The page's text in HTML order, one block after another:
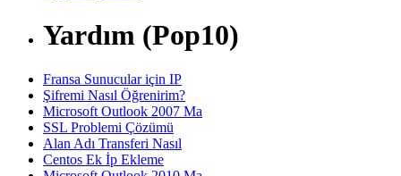
Yardım (Pop10)
Fransa Sunucular için IP
Şifremi Nasıl Öğrenirim?
Microsoft Outlook 2007 Ma
SSL Problemi Çözümü
Alan Adı Transferi Nasıl
Centos Ek İp Ekleme